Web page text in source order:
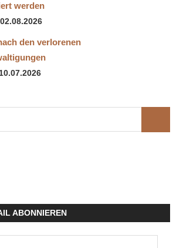
werden
02.08.2026
den verlorenen
ABONNIEREN